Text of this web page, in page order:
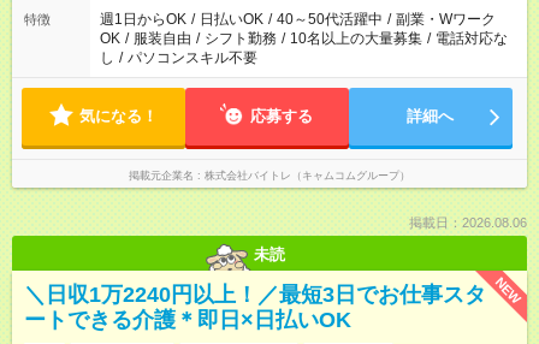
特徴 週1日からOK / 日払いOK / 40～50代活躍中 / 副業・Wワーク
OK / 服装自由 / シフト勤務 / 10名以上の大量募集 / 電話対応な
し / パソコンスキル不要
気になる！ 応募する 詳細へ
掲載元企業名 株式会社バイトレ（キャムコムグループ）
掲載日：2026.08.06
未読
NEW
＼日収1万2240円以上！／最短3日でお仕事スタ
ートできる介護＊即日×日払いOK